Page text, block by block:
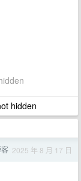
hidden
2025 年 8 月 17 日